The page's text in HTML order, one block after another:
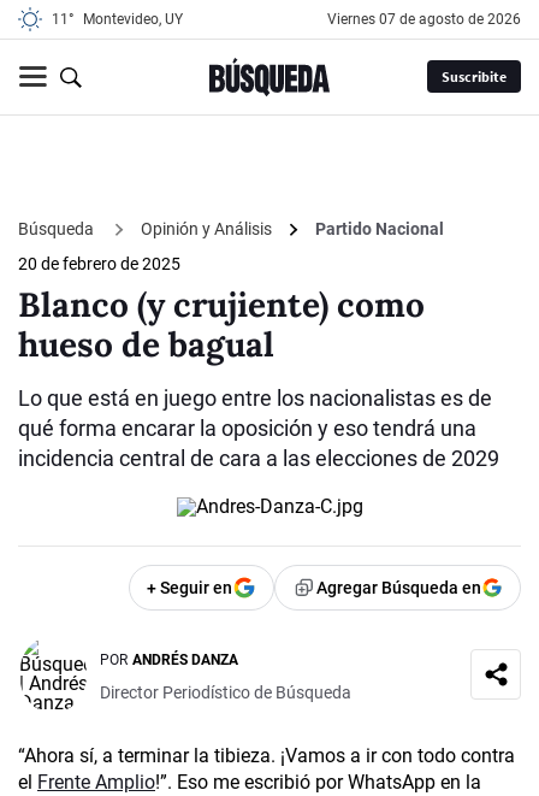
11° Montevideo, UY viernes 07 de agosto de 2026
Suscribite
Búsqueda Opinión y Análisis
Partido Nacional
20 de febrero de 2025
Blanco (y crujiente) como
hueso de bagual
Lo que está en juego entre los nacionalistas es de
qué forma encarar la oposición y eso tendrá una
incidencia central de cara a las elecciones de 2029
+ Seguir en Agregar Búsqueda en
POR ANDRÉS DANZA
Director Periodístico de Búsqueda
“Ahora sí, a terminar la tibieza. ¡Vamos a ir con todo contra
el Frente Amplio!”. Eso me escribió por WhatsApp en la